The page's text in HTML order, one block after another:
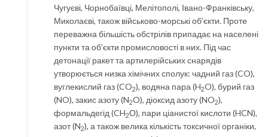
Чугуєві, Чорнобаївці, Мелітополі, Івано-Франківську,
Миколаєві, також військово-морські об’єкти. Проте
переважна більшість обстрілів припадає на населені
пункти та об’єкти промисловості в них. Під час
детонації ракет та артилерійських снарядів
утворюється низка хімічних сполук: чадний газ (CO),
вуглекислий газ (CO2), водяна пара (H2O), бурий газ
(NO), закис азоту (N2O), діоксид азоту (NO2),
формальдегід (CH2О), пари ціанистої кислоти (HCN),
азот (N2), а також велика кількість токсичної органіки,